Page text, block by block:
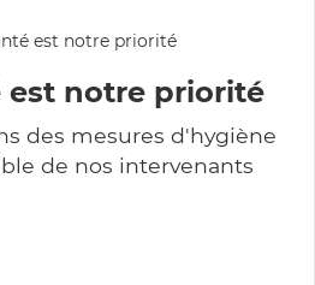
est notre priorité
des mesures d'hygiène
de nos intervenants